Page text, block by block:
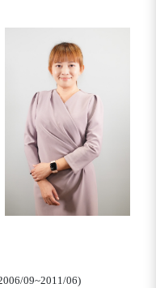
09~2011/06)